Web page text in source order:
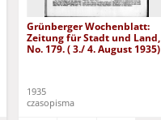
Grünberger Wochenblatt:
Zeitung für Stadt und Land,
No. 179. ( 3./ 4. August 1935)
1935
czasopisma